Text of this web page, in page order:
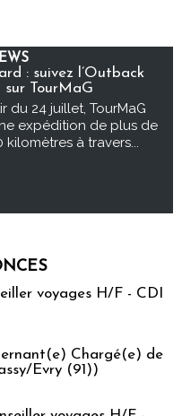
: suivez l’Outback
TourMaG
du 24 juillet, TourMaG
expédition de plus de
kilomètres à travers...
voyages H/F - CDI
Chargé(e) de
Evry (91))